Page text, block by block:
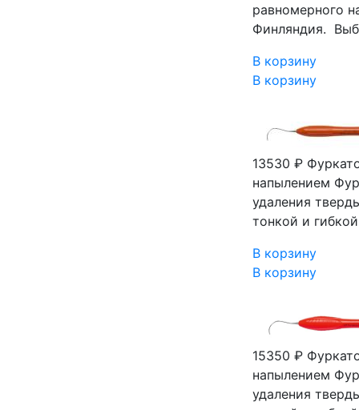
равномерного
Финляндия.
В корзину
В корзину
13530 ₽
напылением
удаления
тонкой и
В корзину
В корзину
15350 ₽
напылением
удаления